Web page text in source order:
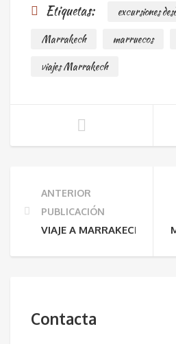
Etiquetas:
excursiones
Marrakech
marruecos
viajes Marrakech
ANTERIOR
PUBLICACIÓN
VIAJE A MARRAKECH:
Contacta